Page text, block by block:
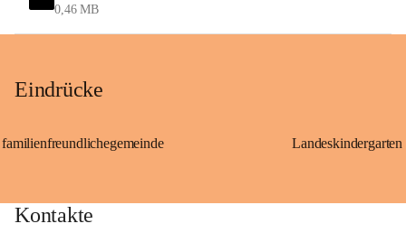
0,46 MB
Eindrücke
familienfreundlichegemeinde
Kontakte